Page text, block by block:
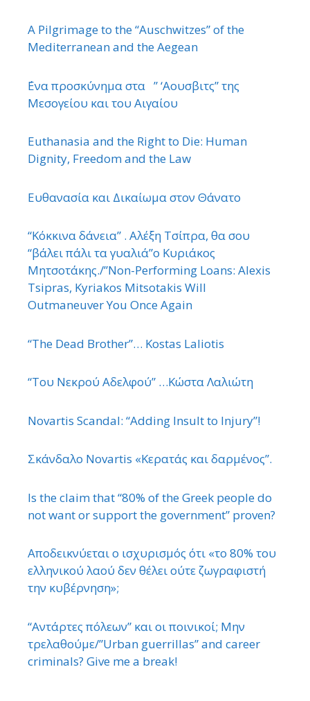
A Pilgrimage to the “Auschwitzes” of the
Mediterranean and the Aegean
΄Ενα προσκύνημα στα ” ‘Αουσβιτς” της
Μεσογείου και του Αιγαίου
Euthanasia and the Right to Die: Human
Dignity, Freedom and the Law
Ευθανασία και Δικαίωμα στον Θάνατο
“Κόκκινα δάνεια” . Αλέξη Τσίπρα, θα σου
“βάλει πάλι τα γυαλιά”ο Κυριάκος
Μητσοτάκης./”Non-Performing Loans: Alexis
Tsipras, Kyriakos Mitsotakis Will
Outmaneuver You Once Again
“The Dead Brother”… Kostas Laliotis
“Του Νεκρού Αδελφού” …Κώστα Λαλιώτη
Novartis Scandal: “Adding Insult to Injury”!
Σκάνδαλο Novartis «Κερατάς και δαρμένος”.
Is the claim that “80% of the Greek people do
not want or support the government” proven?
Αποδεικνύεται ο ισχυρισμός ότι «το 80% του
ελληνικού λαού δεν θέλει ούτε ζωγραφιστή
την κυβέρνηση»;
“Αντάρτες πόλεων” και οι ποινικοί; Μην
τρελαθούμε/”Urban guerrillas” and career
criminals? Give me a break!